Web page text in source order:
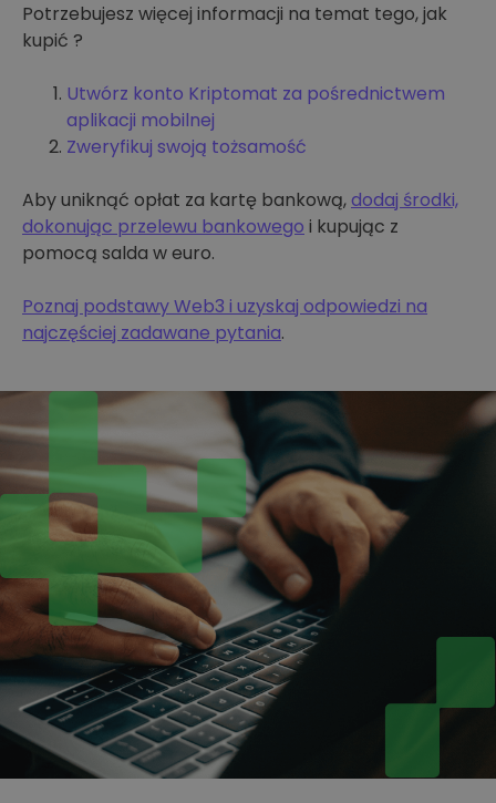
Potrzebujesz więcej informacji na temat tego, jak
kupić ?
Utwórz konto Kriptomat za pośrednictwem
aplikacji mobilnej
Zweryfikuj swoją tożsamość
Aby uniknąć opłat za kartę bankową,dodaj środki,
dokonując przelewu bankowego i kupując z
pomocą salda w euro.
Poznaj podstawy Web3 i uzyskaj odpowiedzi na
najczęściej zadawane pytania.